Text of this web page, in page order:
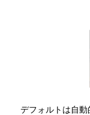
デフォルトは自動